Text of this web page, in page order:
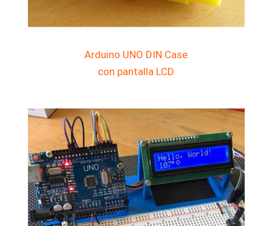
Arduino UNO DIN Case
con pantalla LCD